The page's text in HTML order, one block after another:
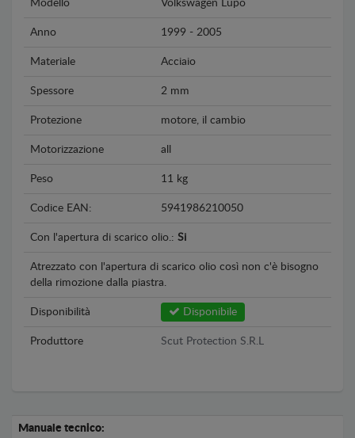
Modello Volkswagen Lupo
Anno 1999 - 2005
Materiale Acciaio
Spessore 2 mm
Protezione motore, il cambio
Motorizzazione all
Peso 11 kg
Codice EAN: 5941986210050
Con l'apertura di scarico olio.: Si
Atrezzato con l'apertura di scarico olio così non c'è bisogno
della rimozione dalla piastra.
Disponibilità Disponibile
Produttore Scut Protection S.R.L
Manuale tecnico: